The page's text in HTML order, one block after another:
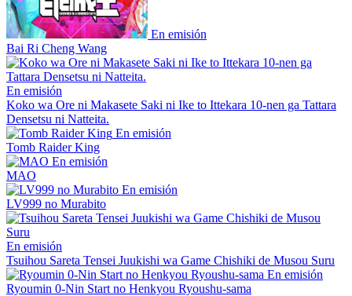
En emisión
Bai Ri Cheng Wang
En emisión
Koko wa Ore ni Makasete Saki ni Ike to Ittekara 10-nen ga Tattara
Densetsu ni Natteita.
En emisión
Tomb Raider King
En emisión
MAO
En emisión
LV999 no Murabito
En emisión
Tsuihou Sareta Tensei Juukishi wa Game Chishiki de Musou Suru
En emisión
Ryoumin 0-Nin Start no Henkyou Ryoushu-sama